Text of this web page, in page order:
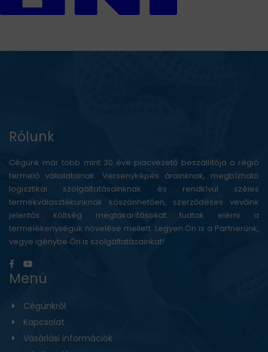
Rólunk
Cégünk már több mint 30 éve piacvezető beszállítója a régió
termelő vállalatainak. Versenyképes árainknak, megbízható
logisztikai szolgáltatásainknak és rendkívül széles
termékválasztékunknak köszönhetően, szerződéses vevőink
jelentős költség megtakarításokat tudtak elérni a
termelékenységük növelése mellett. Legyen Ön is a Partnerünk,
vegye igénybe Ön is szolgáltatásainkat!
Menü
Cégünkről
Kapcsolat
Vásárlási információk